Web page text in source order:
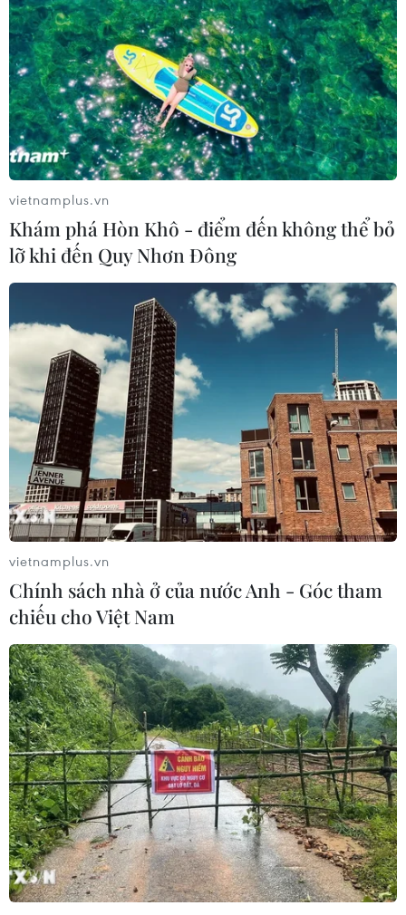
TIN CÙNG CHUYÊN MỤC
Cơ cấu lại vốn nhà nước tại doanh
nghiệp gắn với mục tiêu tăng trưởng
hai con số
07/08/2026 13:16
vietnamplus.vn
Khám phá Hòn Khô - điểm đến không thể bỏ
lỡ khi đến Quy Nhơn Đông
vietnamplus.vn
Chính sách nhà ở của nước Anh - Góc tham
chiếu cho Việt Nam